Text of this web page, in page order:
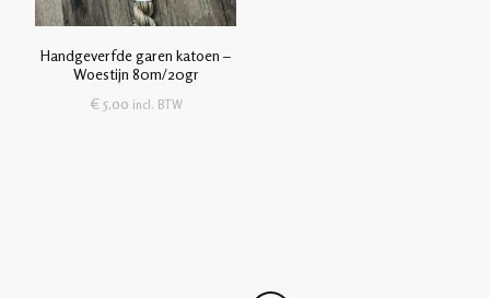
Handgeverfde garen katoen –
Woestijn 80m/20gr
€ 5,00 incl. BTW